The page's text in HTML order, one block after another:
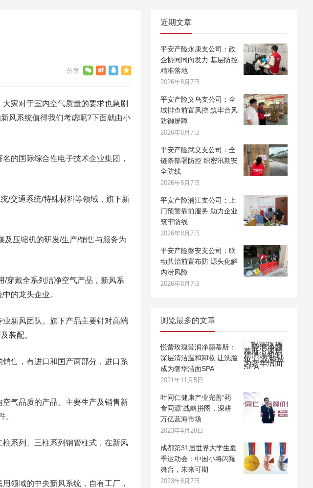
家对于室内空气质量的要求也急剧
风系统值得我们考虑呢?下面就由小
的国际综合性电子技术企业集团，
交通系统/特殊材料等领域，旗下新
压缩机的研发/生产/销售与服务为
戴全系列洁净空气产品，新风系
的龙头企业。
新风团队。旗下产品主要针对高端
装配。
售，有进口和国产两部分，进口系
气品质的产品。主要生产及销售新
。
系列、三柱系列钢管柱式，在新风
领域的中央新风系统，自有工厂，
近期文章
平安产险永康支公司：政
企协同同向发力 基层防控
精准落地
2026年8月7日
平安产险义乌支公司：全
域排查前置风控 筑牢台风
防御屏障
2026年8月7日
平安产险武义支公司：全
链条部署防控 织密汛期安
全防线
2026年8月7日
平安产险浦江支公司：上
门预警靠前服务 助力企业
筑牢防线
2026年8月7日
平安产险磐安支公司：联
动共治前置布防 源头化解
内涝风险
2026年8月7日
浏览最多的文章
悦蕾玫瑰莹润净颜慕斯：
深层清洁温和卸妆 让洗脸
成为奢华洁面SPA
2021年11月5日
叶同仁健康产业完善“药
食同源”战略拼图，深耕
万亿蓝海市场
2023年4月28日
成都第31届世界大学生夏
季运动会：中国小将闪耀
舞台，未来可期
2023年8月7日